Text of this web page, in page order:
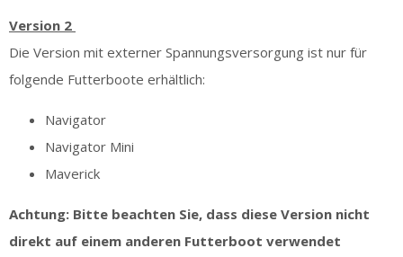
Version 2
Die Version mit externer Spannungsversorgung ist nur für
folgende Futterboote erhältlich:
Navigator
Navigator Mini
Maverick
Achtung: Bitte beachten Sie, dass diese Version nicht
direkt auf einem anderen Futterboot verwendet